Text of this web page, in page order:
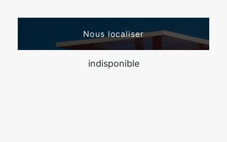
Nous localiser
indisponible